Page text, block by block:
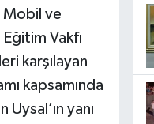
Mobil ve
Vakfı
karşılayan
kapsamında
yanı